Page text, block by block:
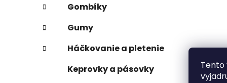
Tento
Gombíky
Gumy
Háčkovanie a pletenie
Keprovky a pásovky